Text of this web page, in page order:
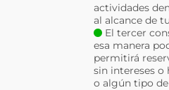
actividades
al alcance de
El tercer
esa manera
permitirá
sin intereses o
o algún tipo